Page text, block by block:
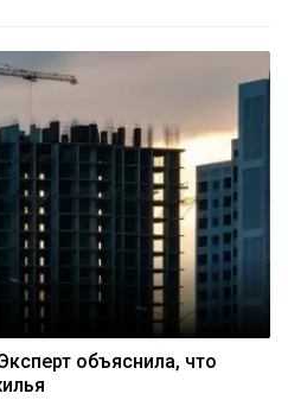
объяснила, что